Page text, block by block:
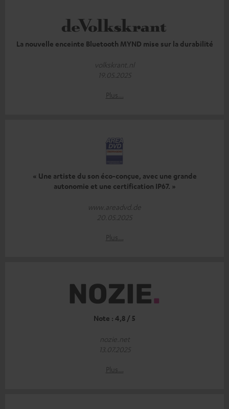
La nouvelle enceinte Bluetooth MYND mise sur la durabilité
volkskrant.nl
19.05.2025
Plus…
« Une artiste du son éco-conçue, avec une grande
autonomie et une certification IP67. »
www.areadvd.de
20.05.2025
Plus…
Note : 4,8 / 5
nozie.net
13.07.2025
Plus…